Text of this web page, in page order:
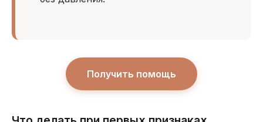
Получить помощь